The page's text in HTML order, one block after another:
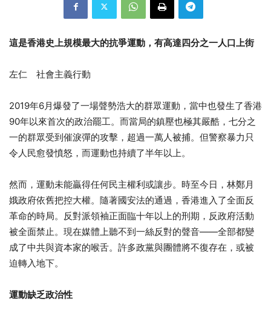
這是香港史上規模最大的抗爭運動，有高達四分之一人口上街
左仁 社會主義行動
2019年6月爆發了一場聲勢浩大的群眾運動，當中也發生了香港
90年以來首次的政治罷工。而當局的鎮壓也極其嚴酷，七分之
一的群眾受到催淚彈的攻擊，超過一萬人被捕。但警察暴力只
令人民愈發憤怒，而運動也持續了半年以上。
然而，運動未能贏得任何民主權利或讓步。時至今日，林鄭月
娥政府依舊把控大權。隨著國安法的通過，香港進入了全面反
革命的時局。反對派領袖正面臨十年以上的刑期，反政府活動
被全面禁止。現在媒體上聽不到一絲反對的聲音——全部都變
成了中共與資本家的喉舌。許多政黨與團體將不復存在，或被
迫轉入地下。
運動缺乏政治性